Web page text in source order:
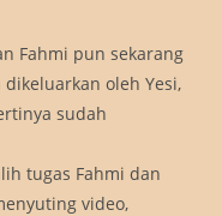
Fahmi pun sekarang
oleh Yesi,
sudah
tugas Fahmi dan
video,